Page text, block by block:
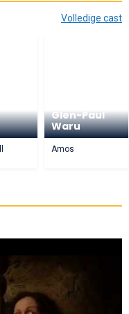
Volledige cast
Glen-Paul
Waru
Amos